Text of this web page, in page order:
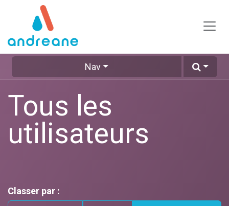
Se rendre au contenu
Nav
Tous les
utilisateurs
Classer par :